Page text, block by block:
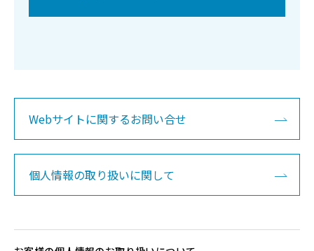
Webサイトに関するお問い合せ
個人情報の取り扱いに関して